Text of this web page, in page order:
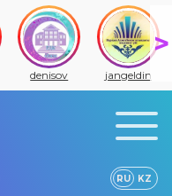
denisov jangeldin
RU KZ